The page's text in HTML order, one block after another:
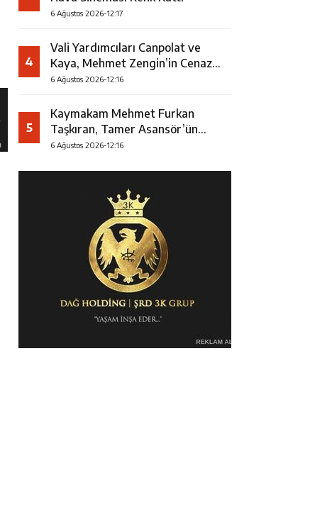
6 Ağustos 2026-12:17
4
Vali Yardımcıları Canpolat ve
Kaya, Mehmet Zengin’in Cenaze
Törenine Katıldı
6 Ağustos 2026-12:16
5
Kaymakam Mehmet Furkan
Taşkıran, Tamer Asansör’ün
Açılışına Katıldı
6 Ağustos 2026-12:16